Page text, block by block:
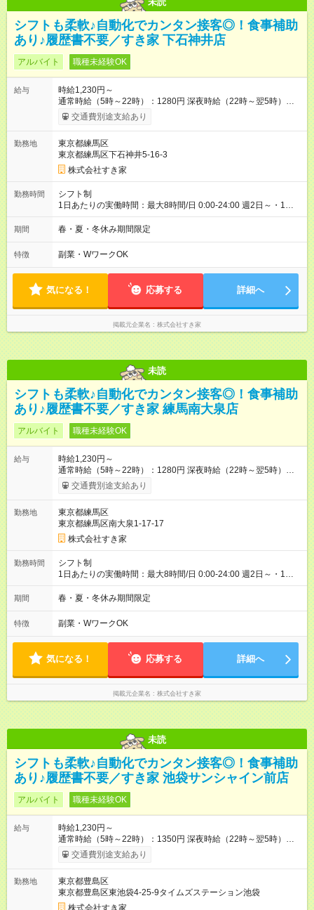
シフトも柔軟♪自動化でカンタン接客◎！食事補助
あり♪履歴書不要／すき家 下石神井店
アルバイト 職種未経験OK
給与
時給1,230円～
通常時給（5時～22時）：1280円 深夜時給（22時～翌5時）：
1600円 高校生時給：1230円 【特別手当】早朝手当（5：00-9：
00）時給+150円 【試用期間】試用期間あり 試用期間の長さ：1
30日（※条件変更なし）ですが、切り上げで一ヶ月とさせてい
ただきます。 研修制度あり：15時間(研修中も同時給）
交通費別途支給あり
勤務地
東京都練馬区
東京都練馬区下石神井5-16-3
株式会社すき家
勤務時間
シフト制
1日あたりの実働時間：最大8時間/日 0:00-24:00 週2日～・1日
2h～OK ＜シフト例＞ 〇朝帯 5:00-9:00 〇昼帯 9:00-14:00 〇午
後帯 14:00-18:00 〇夜帯 18:00-22:00 〇深夜帯 22:00-翌5:00 基
ます♪
期間 春・夏・冬休み期間限定
特徴 副業・WワークOK
気になる！ 応募する 詳細へ
掲載元企業名 株式会社すき家
未読
シフトも柔軟♪自動化でカンタン接客◎！食事補助
あり♪履歴書不要／すき家 練馬南大泉店
アルバイト 職種未経験OK
給与
時給1,230円～
通常時給（5時～22時）：1280円 深夜時給（22時～翌5時）：
1600円 高校生時給：1230円 【特別手当】早朝手当（5：00-9：
00）時給+150円 【試用期間】試用期間あり 試用期間の長さ：1
30日（※条件変更なし）ですが、切り上げで一ヶ月とさせてい
ただきます。 研修制度あり：15時間(研修中も同時給）
交通費別途支給あり
勤務地
東京都練馬区
東京都練馬区南大泉1-17-17
株式会社すき家
勤務時間
シフト制
1日あたりの実働時間：最大8時間/日 0:00-24:00 週2日～・1日
2h～OK ＜シフト例＞ 〇朝帯 5:00-9:00 〇昼帯 9:00-14:00 〇午
後帯 14:00-18:00 〇夜帯 18:00-22:00 〇深夜帯 22:00-翌5:00 基
ます♪
期間 春・夏・冬休み期間限定
特徴 副業・WワークOK
気になる！ 応募する 詳細へ
掲載元企業名 株式会社すき家
未読
シフトも柔軟♪自動化でカンタン接客◎！食事補助
あり♪履歴書不要／すき家 池袋サンシャイン前店
アルバイト 職種未経験OK
給与
時給1,230円～
通常時給（5時～22時）：1350円 深夜時給（22時～翌5時）：
1688円 高校生時給：1230円 【特別手当】早朝手当（5：00-9：
00）時給+150円 【試用期間】試用期間あり 試用期間の長さ：1
30日（※条件変更なし）ですが、切り上げで一ヶ月とさせてい
ただきます。 研修制度あり：15時間(研修中も同時給）
交通費別途支給あり
勤務地
東京都豊島区
東京都豊島区東池袋4-25-9タイムズステーション池袋
株式会社すき家